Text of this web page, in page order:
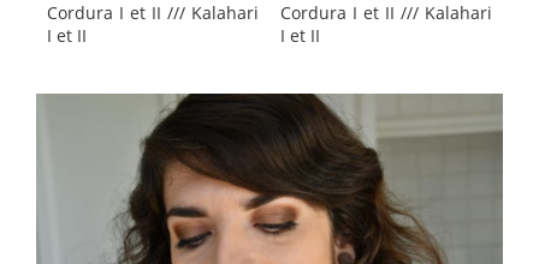
Cordura I et II /// Kalahari
I et II
Cordura I et II /// Kalahari
I et II